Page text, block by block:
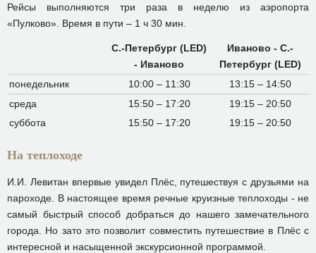
Рейсы выполняются три раза в неделю из аэропорта
«Пулково». Время в пути – 1 ч 30 мин.
С.-Петербург (LED)
- Иваново
Иваново - С.-
Петербург (LED)
понедельник
10:00 – 11:30
13:15 – 14:50
среда
15:50 – 17:20
19:15 – 20:50
суббота
15:50 – 17:20 19:15 – 20:50
На теплоходе
И.И. Левитан впервые увидел Плёс, путешествуя с друзьями на
пароходе. В настоящее время речные круизные теплоходы - не
самый быстрый способ добраться до нашего замечательного
города. Но зато это позволит совместить путешествие в Плёс с
интересной и насыщенной экскурсионной программой.